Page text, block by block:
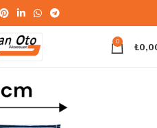
0 ₺